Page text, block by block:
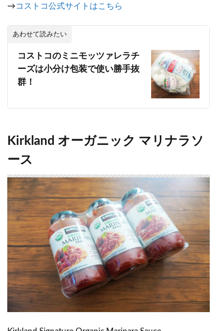
→コストコ公式サイトはこちら
あわせて読みたい
コストコのミニモッツァレラチ
ーズは小分け包装で使い勝手抜
群！
Kirkland オーガニック マリナラソ
ース